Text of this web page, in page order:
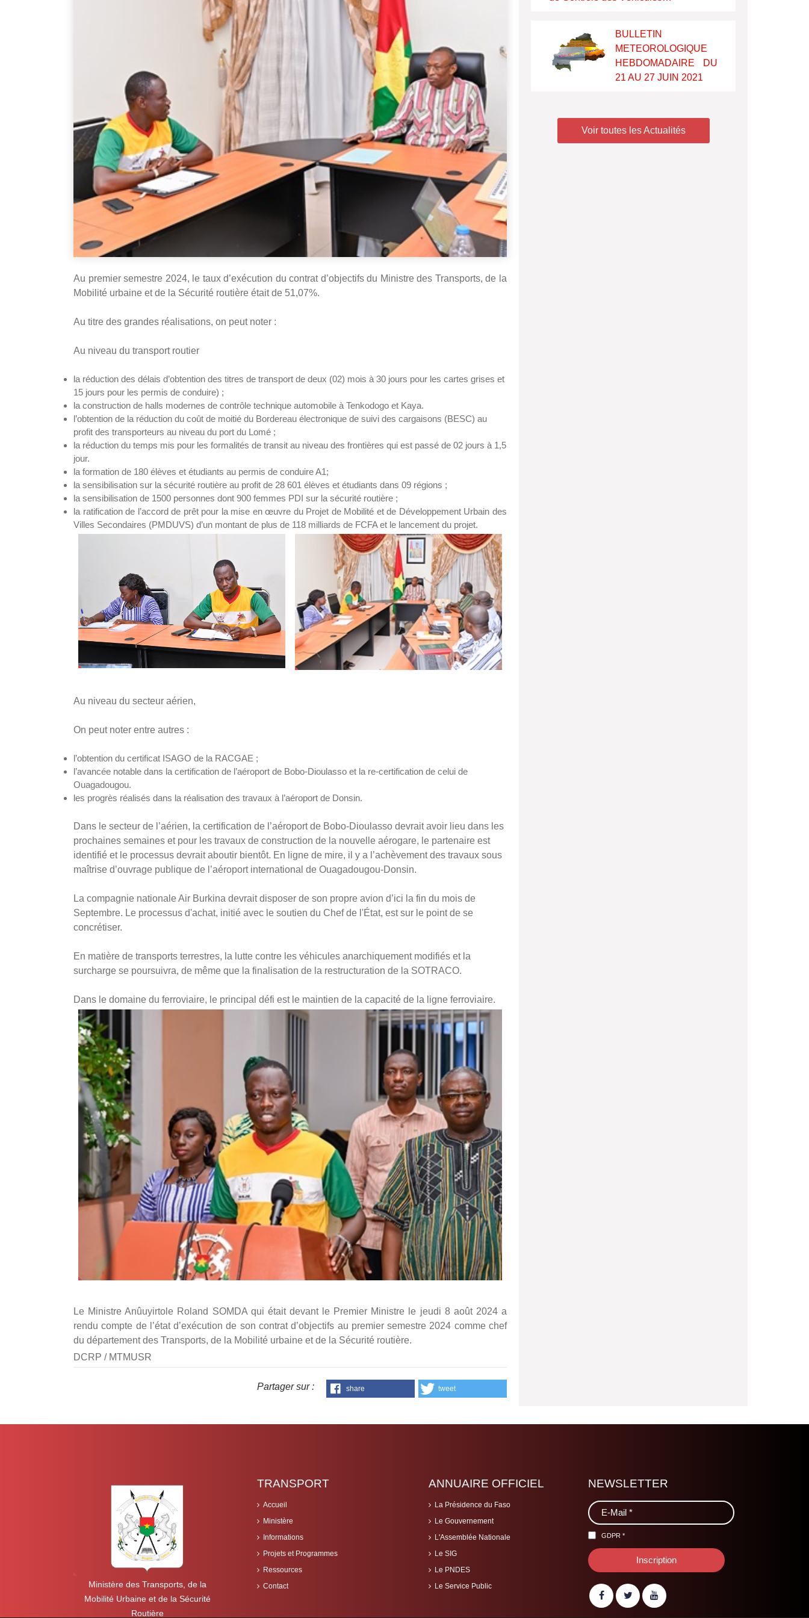
Au premier semestre 2024, le taux d’exécution du contrat d’objectifs du Ministre des Transports, de la
Mobilité urbaine et de la Sécurité routière était de 51,07%.
Au titre des grandes réalisations, on peut noter :
Au niveau du transport routier
la réduction des délais d’obtention des titres de transport de deux (02) mois à 30 jours pour les cartes grises et
15 jours pour les permis de conduire) ;
la construction de halls modernes de contrôle technique automobile à Tenkodogo et Kaya.
l’obtention de la réduction du coût de moitié du Bordereau électronique de suivi des cargaisons (BESC) au
profit des transporteurs au niveau du port du Lomé ;
la réduction du temps mis pour les formalités de transit au niveau des frontières qui est passé de 02 jours à 1,5
jour.
la formation de 180 élèves et étudiants au permis de conduire A1;
la sensibilisation sur la sécurité routière au profit de 28 601 élèves et étudiants dans 09 régions ;
la sensibilisation de 1500 personnes dont 900 femmes PDI sur la sécurité routière ;
la ratification de l’accord de prêt pour la mise en œuvre du Projet de Mobilité et de Développement Urbain des
Villes Secondaires (PMDUVS) d’un montant de plus de 118 milliards de FCFA et le lancement du projet.
Au niveau du secteur aérien,
On peut noter entre autres :
l’obtention du certificat ISAGO de la RACGAE ;
l’avancée notable dans la certification de l’aéroport de Bobo-Dioulasso et la re-certification de celui de
Ouagadougou.
les progrès réalisés dans la réalisation des travaux à l’aéroport de Donsin.
Dans le secteur de l’aérien, la certification de l’aéroport de Bobo-Dioulasso devrait avoir lieu dans les
prochaines semaines et pour les travaux de construction de la nouvelle aérogare, le partenaire est
identifié et le processus devrait aboutir bientôt. En ligne de mire, il y a l’achèvement des travaux sous
maîtrise d’ouvrage publique de l’aéroport international de Ouagadougou-Donsin.
La compagnie nationale Air Burkina devrait disposer de son propre avion d’ici la fin du mois de
Septembre. Le processus d'achat, initié avec le soutien du Chef de l'État, est sur le point de se
concrétiser.
En matière de transports terrestres, la lutte contre les véhicules anarchiquement modifiés et la
surcharge se poursuivra, de même que la finalisation de la restructuration de la SOTRACO.
Dans le domaine du ferroviaire, le principal défi est le maintien de la capacité de la ligne ferroviaire.
Le Ministre Anûuyirtole Roland SOMDA qui était devant le Premier Ministre le jeudi 8 août 2024 a
rendu compte de l’état d’exécution de son contrat d’objectifs au premier semestre 2024 comme chef
du département des Transports, de la Mobilité urbaine et de la Sécurité routière.
DCRP / MTMUSR
Partager sur : share tweet
BULLETIN
METEOROLOGIQUE
HEBDOMADAIRE DU
21 AU 27 JUIN 2021
Voir toutes les Actualités
Ministère des Transports, de la
Mobilité Urbaine et de la Sécurité
Routière
TRANSPORT
Accueil
Ministère
Informations
Projets et Programmes
Ressources
Contact
ANNUAIRE OFFICIEL
La Présidence du Faso
Le Gouvernement
L'Assemblée Nationale
Le SIG
Le PNDES
Le Service Public
NEWSLETTER
GDPR *